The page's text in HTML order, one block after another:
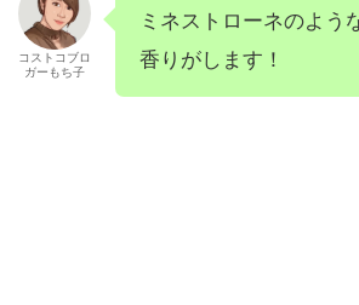
コストコブロ
ガーもち子
ミネストローネのよう
香りがします！